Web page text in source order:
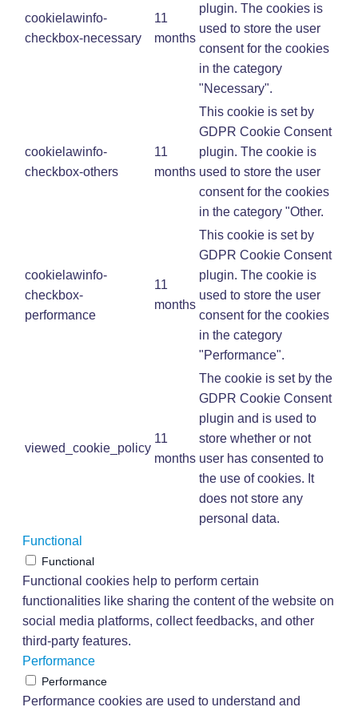
cookielawinfo-
checkbox-necessary
11
months
plugin. The cookies is
used to store the user
consent for the cookies
in the category
"Necessary".
cookielawinfo-
checkbox-others
11
months
This cookie is set by
GDPR Cookie Consent
plugin. The cookie is
used to store the user
consent for the cookies
in the category "Other.
cookielawinfo-
checkbox-
performance
11
months
This cookie is set by
GDPR Cookie Consent
plugin. The cookie is
used to store the user
consent for the cookies
in the category
"Performance".
viewed_cookie_policy
11
months
The cookie is set by the
GDPR Cookie Consent
plugin and is used to
store whether or not
user has consented to
the use of cookies. It
does not store any
personal data.
Functional
Functional
Functional cookies help to perform certain
functionalities like sharing the content of the website on
social media platforms, collect feedbacks, and other
third-party features.
Performance
Performance
Performance cookies are used to understand and